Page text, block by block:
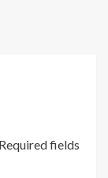
Required fields